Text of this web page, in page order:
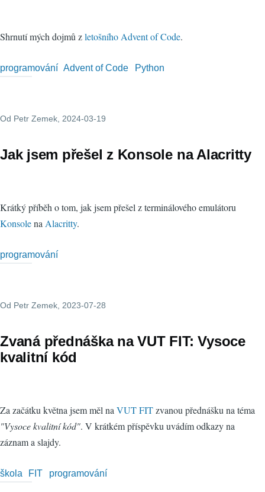
Shrnutí mých dojmů zletošního Advent of Code.
programování Advent of Code Python
Od Petr Zemek , 2024-03-19
Jak jsem přešel z Konsole na Alacritty
Krátký příběh o tom, jak jsem přešel z terminálového emulátoru
Konsolena Alacritty.
programování
Od Petr Zemek , 2023-07-28
Zvaná přednáška na VUT FIT: Vysoce
kvalitní kód
Za začátku května jsem měl na VUT FITzvanou přednášku na téma
"Vysoce kvalitní kód". V krátkém příspěvku uvádím odkazy na
záznam a slajdy.
škola FIT programování